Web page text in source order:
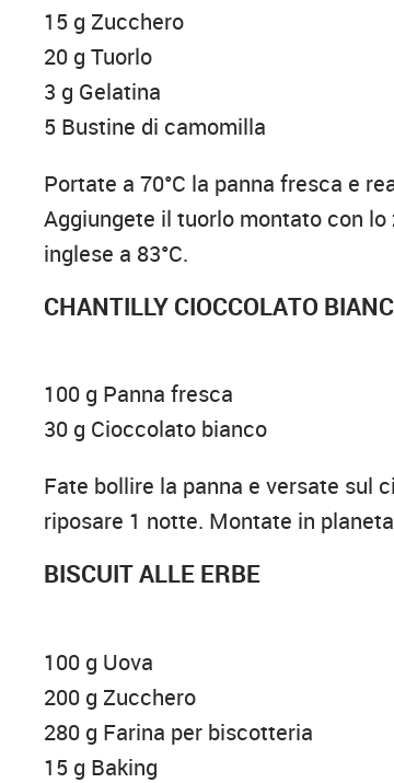
15 g Zucchero
20 g Tuorlo
3 g Gelatina
5 Bustine di camomilla
Portate a 70°C la panna fresca e
Aggiungete il tuorlo montato con
inglese a 83°C.
CHANTILLY CIOCCOLATO
100 g Panna fresca
30 g Cioccolato bianco
Fate bollire la panna e versate sul
riposare 1 notte. Montate in
BISCUIT ALLE ERBE
100 g Uova
200 g Zucchero
280 g Farina per biscotteria
15 g Baking